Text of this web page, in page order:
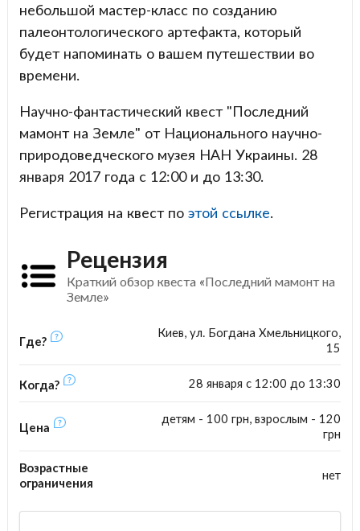
небольшой мастер-класс по созданию
палеонтологического артефакта, который
будет напоминать о вашем путешествии во
времени.
Научно-фантастический квест "Последний
мамонт на Земле" от Национального научно-
природоведческого музея НАН Украины. 28
января 2017 года с 12:00 и до 13:30.
Регистрация на квест по этой ссылке.
Рецензия
Краткий обзор квеста «Последний мамонт на
Земле»
Где?
Киев, ул. Богдана Хмельницкого,
15
Когда? 28 января с 12:00 до 13:30
Цена
детям - 100 грн, взрослым - 120
грн
Возрастные
ограничения
нет